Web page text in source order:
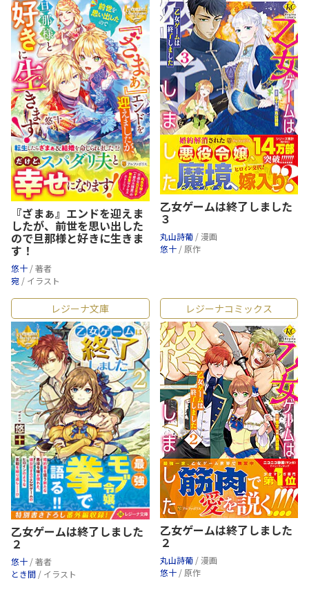
『ざまぁ』エンドを迎えま
したが、前世を思い出した
ので旦那様と好きに生きま
す！
悠十 / 著者
宛 / イラスト
乙女ゲームは終了しました
３
丸山詩葡 / 漫画
悠十 / 原作
レジーナ文庫
乙女ゲームは終了しました
２
悠十 / 著者
とき間 / イラスト
レジーナコミックス
乙女ゲームは終了しました
２
丸山詩葡 / 漫画
悠十 / 原作